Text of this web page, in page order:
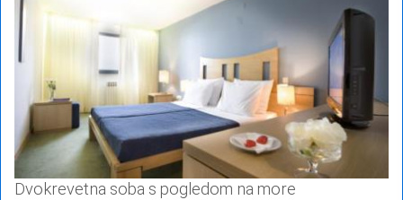
Dvokrevetna soba s pogledom na more